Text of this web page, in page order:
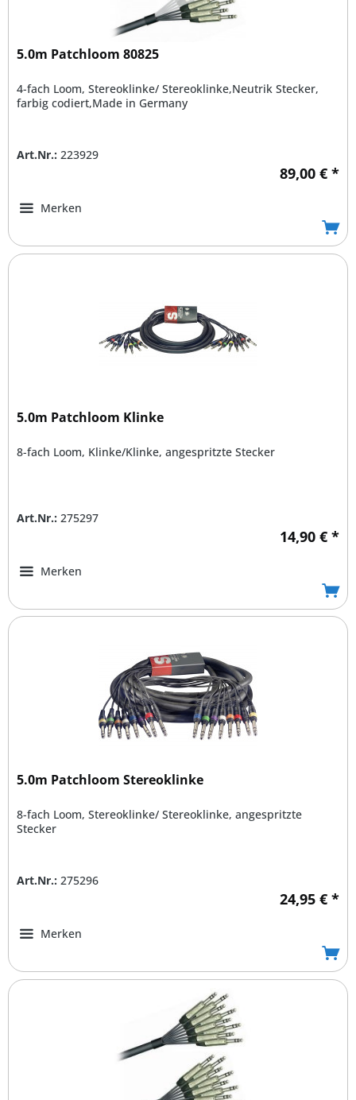
5.0m Patchloom 80825
4-fach Loom, Stereoklinke/ Stereoklinke,Neutrik Stecker,
farbig codiert,Made in Germany
Art.Nr.: 223929
89,00 € *
Merken
5.0m Patchloom Klinke
8-fach Loom, Klinke/Klinke, angespritzte Stecker
Art.Nr.: 275297
14,90 € *
Merken
5.0m Patchloom Stereoklinke
8-fach Loom, Stereoklinke/ Stereoklinke, angespritzte
Stecker
Art.Nr.: 275296
24,95 € *
Merken